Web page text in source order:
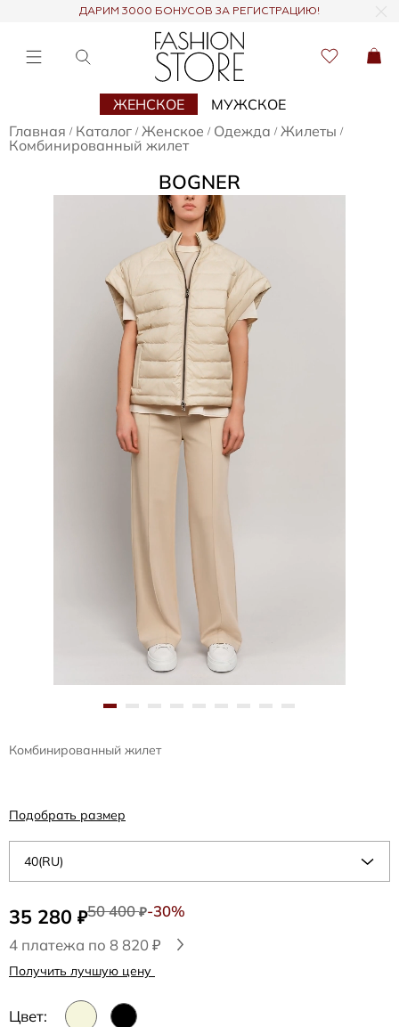
ДАРИМ 3000 БОНУСОВ ЗА РЕГИСТРАЦИЮ!
ЖЕНСКОЕ
МУЖСКОЕ
Главная / Каталог / Женское / Одежда / Жилеты /
Комбинированный жилет
BOGNER
Комбинированный жилет
35 280 ₽50 400₽-30%
4 платежа по 8 820 ₽
Получить лучшую цену
Цвет:
40(RU)
Подобрать размер